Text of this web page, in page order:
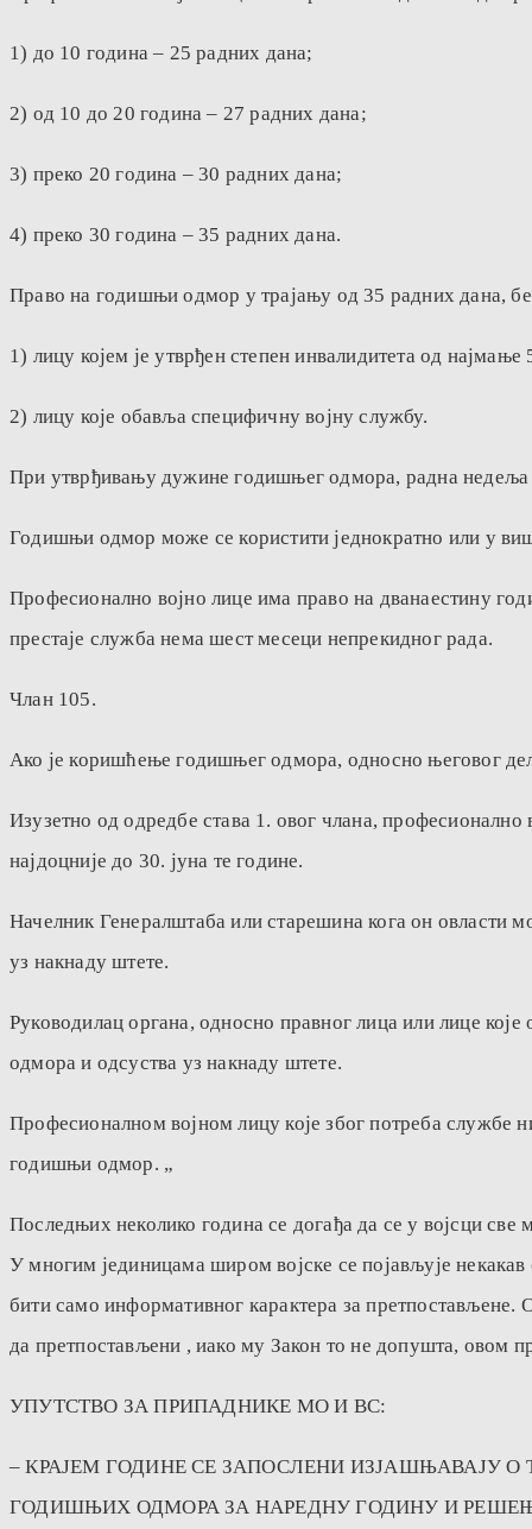
1) до 10 година – 25 радних дана;
2) од 10 до 20 година – 27 радних дана;
3) преко 20 година – 30 радних дана;
4) преко 30 година – 35 радних дана.
Право на годишњи одмор у трајању од 35 радних дана,
1) лицу којем је утврђен степен инвалидитета од најмање
2) лицу које обавља специфичну војну службу.
При утврђивању дужине годишњег одмора, радна недеља
Годишњи одмор може се користити једнократно или у
Професионално војно лице има право на дванаестину
престаје служба нема шест месеци непрекидног рада.
Члан 105.
Ако је коришћење годишњег одмора, односно његовог
Изузетно од одредбе става 1. овог члана,
најдоцније до 30. јуна те године.
Начелник Генералштаба или старешина кога он овласти
уз накнаду штете.
Руководилац органа, односно правног лица или лице
одмора и одсуства уз накнаду штете.
Професионалном војном лицу које због потреба службе
годишњи одмор. „
Последњих неколико година се догађа да се у војсци
У многим јединицама широм војске се појављује
бити само информативног карактера за претпостављене.
да претпостављени , иако му Закон то не допушта, овом
УПУТСТВО ЗА ПРИПАДНИКЕ МО И ВС:
– КРАЈЕМ ГОДИНЕ СЕ ЗАПОСЛЕНИ
ГОДИШЊИХ ОДМОРА ЗА НАРЕДНУ ГОДИНУ И